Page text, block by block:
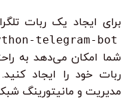
برای ایجاد یک ربات
telegram-bot
ربات خود را ایجاد
مدیریت و مانیتورینگ